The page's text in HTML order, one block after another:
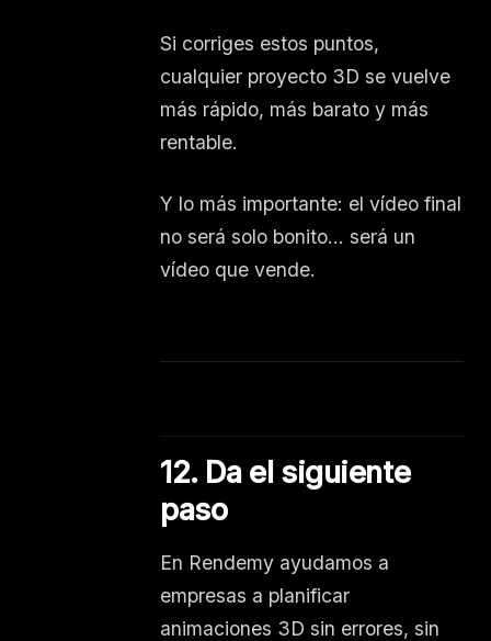
Si corriges estos puntos,
cualquier proyecto 3D se vuelve
más rápido, más barato y más
rentable.
Y lo más importante: el vídeo final
no será solo bonito… será un
vídeo que vende.
12. Da el siguiente
paso
En Rendemy ayudamos a
empresas a planificar
animaciones 3D sin errores, sin